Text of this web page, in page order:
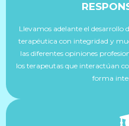
Llevamos adelante el desarrollo
terapéutica con integridad y
las diferentes opiniones
los terapeutas que interactúan
forma